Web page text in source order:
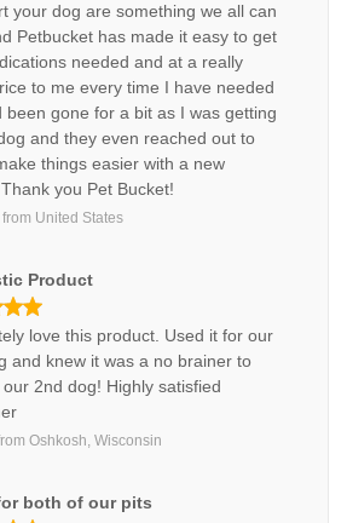
your dog are something we all can
Petbucket has made it easy to get
needed and at a really
to me every time I have needed
been gone for a bit as I was getting
and they even reached out to
things easier with a new
you Pet Bucket!
from United States
Product
love this product. Used it for our
and knew it was a no brainer to
2nd dog! Highly satisfied
Oshkosh, Wisconsin
both of our pits